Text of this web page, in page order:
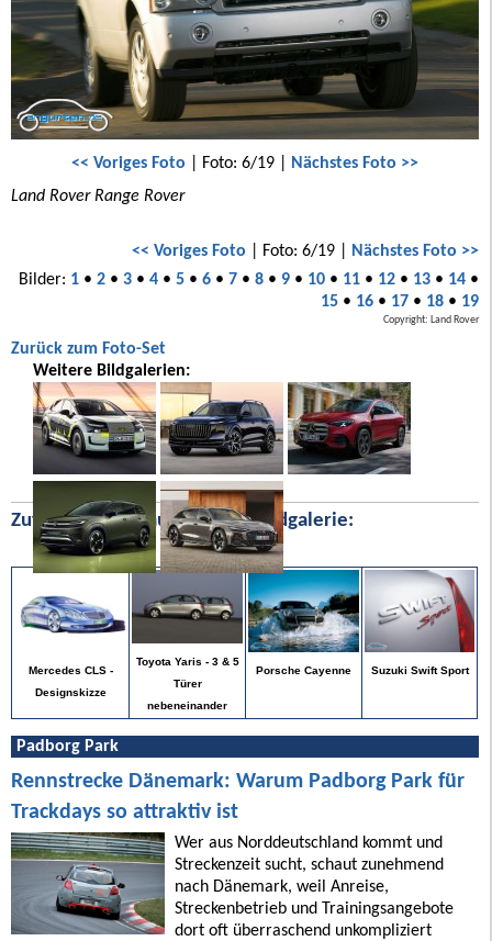
<< Voriges Foto | Foto: 6/19 | Nächstes Foto >>
Land Rover Range Rover
<< Voriges Foto | Foto: 6/19 | Nächstes Foto >>
Bilder: 1• 2• 3• 4• 5• 6• 7• 8• 9• 10• 11• 12• 13• 14•
15• 16• 17• 18• 19
Copyright: Land Rover
Zurück zum Foto-Set
Weitere Bildgalerien:
Zufällige Bilder aus unserer Bildgalerie:
Mercedes CLS -
Designskizze
Toyota Yaris - 3 & 5
Türer
nebeneinander
Porsche Cayenne Suzuki Swift Sport
Padborg Park
Rennstrecke Dänemark: Warum Padborg Park für
Trackdays so attraktiv ist
Wer aus Norddeutschland kommt und
Streckenzeit sucht, schaut zunehmend
nach Dänemark, weil Anreise,
Streckenbetrieb und Trainingsangebote
dort oft überraschend unkompliziert